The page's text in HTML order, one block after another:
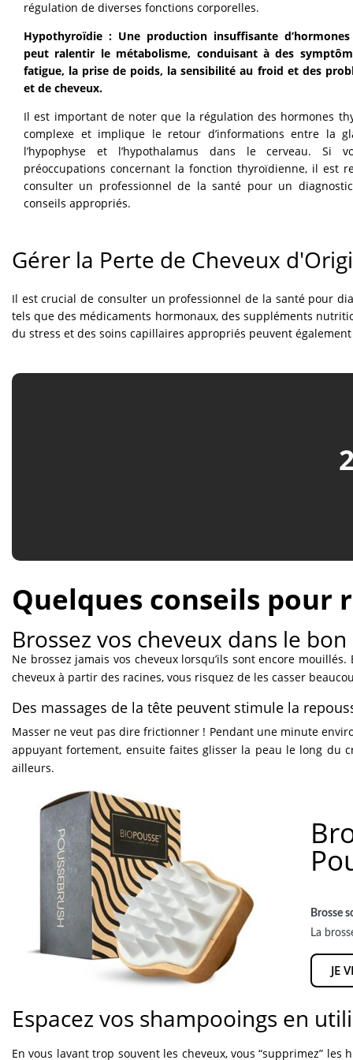
régulation de diverses fonctions corporelles.
Hypothyroïdie : Une production insuffisante
peut ralentir le métabolisme, conduisant à des
fatigue, la prise de poids, la sensibilité au froid et des
et de cheveux.
Il est important de noter que la régulation des hormones
complexe et implique le retour d’informations entre la
l’hypophyse et l’hypothalamus dans le cerveau. Si
préoccupations concernant la fonction thyroïdienne, il est
consulter un professionnel de la santé pour un
conseils appropriés.
Gérer la Perte de Cheveux
Il est crucial de consulter un professionnel de la santé pour
tels que des médicaments hormonaux, des suppléments
du stress et des soins capillaires appropriés peuvent
Quelques conseils pour
Brossez vos cheveux dans le bon
Ne brossez jamais vos cheveux lorsqu’ils sont encore
cheveux à partir des racines, vous risquez de les casser
Des massages de la tête peuvent stimule la
Masser ne veut pas dire frictionner ! Pendant une minute
appuyant fortement, ensuite faites glisser la peau le long du
ailleurs.
Brosse
La
JE
Espacez vos shampooings en
En vous lavant trop souvent les cheveux, vous “supprimez”